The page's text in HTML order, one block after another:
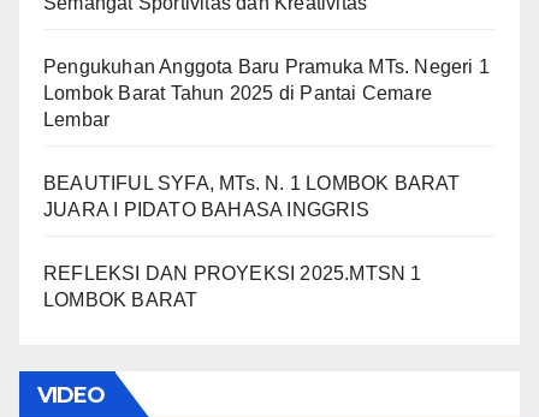
Pengukuhan Anggota Baru Pramuka MTs. Negeri 1
Lombok Barat Tahun 2025 di Pantai Cemare
Lembar
BEAUTIFUL SYFA, MTs. N. 1 LOMBOK BARAT
JUARA I PIDATO BAHASA INGGRIS
REFLEKSI DAN PROYEKSI 2025.MTSN 1
LOMBOK BARAT
VIDEO